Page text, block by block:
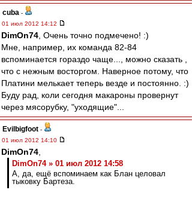
cuba -
01 июл 2012 14:12
DimOn74 , Очень точно подмечено! :)
Мне, например, их команда 82-84
вспоминается гораздо чаще..., можно сказать ,
что с нежным восторгом. Наверное потому, что
Платини мелькает теперь везде и постоянно. :)
Буду рад, коли сегодня макароны провернут
через мясорубку, "уходящие"...
Evilbigfoot -
01 июл 2012 14:10
DimOn74
DimOn74 » 01 июл 2012 14:58
А, да, ещё вспоминаем как Блан целовал
тыковку Бартеза.